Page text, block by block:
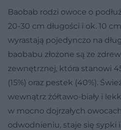
Baobab rodzi owoce o
20-30 cm długości i ok. 10
wyrastają pojedynczo na
baobabu złożone są ze
zewnętrznej, która stanowi
(15%) oraz pestek (40%).
wewnątrz żółtawo-biały i
w mocno dojrzałych
odwodnieniu, staje się sypki